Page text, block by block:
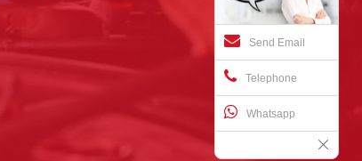
Send Email
Telephone
Whatsapp